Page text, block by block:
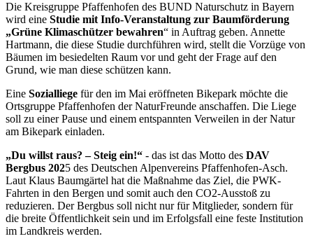
Die Kreisgruppe Pfaffenhofen des BUND Naturschutz in Bayern
wird eine Studie mit Info-Veranstaltung zur Baumförderung
„Grüne Klimaschützer bewahren“ in Auftrag geben. Annette
Hartmann, die diese Studie durchführen wird, stellt die Vorzüge von
Bäumen im besiedelten Raum vor und geht der Frage auf den
Grund, wie man diese schützen kann.
Eine Sozialliege für den im Mai eröffneten Bikepark möchte die
Ortsgruppe Pfaffenhofen der NaturFreunde anschaffen. Die Liege
soll zu einer Pause und einem entspannten Verweilen in der Natur
am Bikepark einladen.
„Du willst raus? – Steig ein!“ - das ist das Motto des DAV
Bergbus 2025 des Deutschen Alpenvereins Pfaffenhofen-Asch.
Laut Klaus Baumgärtel hat die Maßnahme das Ziel, die PWK-
Fahrten in den Bergen und somit auch den CO2-Ausstoß zu
reduzieren. Der Bergbus soll nicht nur für Mitglieder, sondern für
die breite Öffentlichkeit sein und im Erfolgsfall eine feste Institution
im Landkreis werden.